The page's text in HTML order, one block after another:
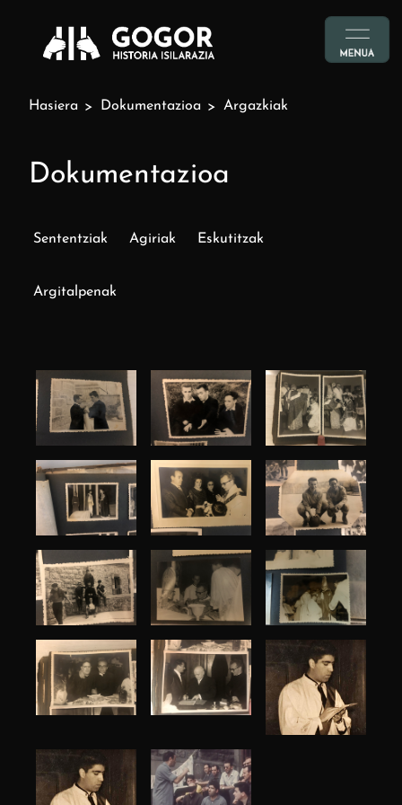
Hasiera Dokumentazioa Argazkiak
Dokumentazioa
Sententziak Agiriak Eskutitzak
Argitalpenak